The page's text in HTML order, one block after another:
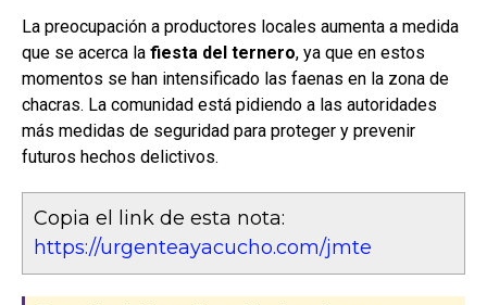
La preocupación a productores locales aumenta a medida
que se acerca la fiesta del ternero, ya que en estos
momentos se han intensificado las faenas en la zona de
chacras. La comunidad está pidiendo a las autoridades
más medidas de seguridad para proteger y prevenir
futuros hechos delictivos.
Copia el link de esta nota:
https://urgenteayacucho.com/jmte